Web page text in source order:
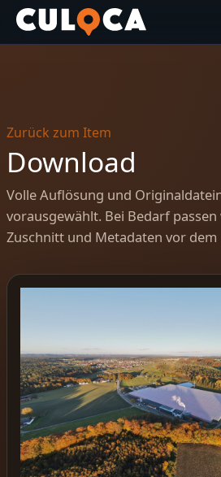
Zurück zum Item
Download
Volle Auflösung und
vorausgewählt. Bei Bedarf
Zuschnitt und Metadaten vor dem